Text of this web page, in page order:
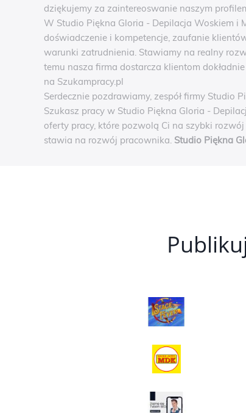
dziękujemy za zaintereoswanie naszym
W Studio Piękna Gloria - Depilacja Woskiem i
doświadczenie i kompetencje, zaufanie
warunki zatrudnienia. Stawiamy na realny
temu nasza firma dostarcza klientom
na Szukampracy.pl
Serdecznie pozdrawiamy, zespół firmy Studio
Szukasz pracy w Studio Piękna Gloria -
oferty pracy, które pozwolą Ci na szybki
stawia na rozwój pracownika. Studio Piękna